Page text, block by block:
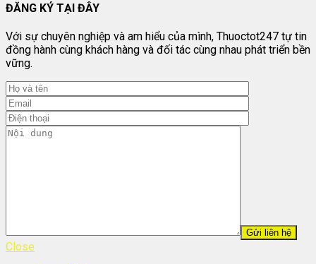
ĐĂNG KÝ TẠI ĐÂY
Với sự chuyên nghiệp và am hiểu của mình, Thuoctot247 tự tin
đồng hành cùng khách hàng và đối tác cùng nhau phát triển bền
vững.
Close